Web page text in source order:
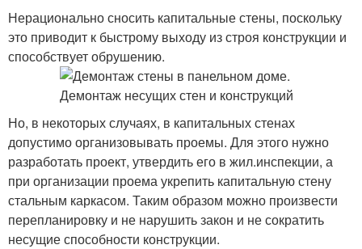
Нерационально сносить капитальные стены, поскольку
это приводит к быстрому выходу из строя конструкции и
способствует обрушению.
Но, в некоторых случаях, в капитальных стенах
допустимо организовывать проемы. Для этого нужно
разработать проект, утвердить его в жил.инспекции, а
при организации проема укрепить капитальную стену
стальным каркасом. Таким образом можно произвести
перепланировку и не нарушить закон и не сократить
несущие способности конструкции.